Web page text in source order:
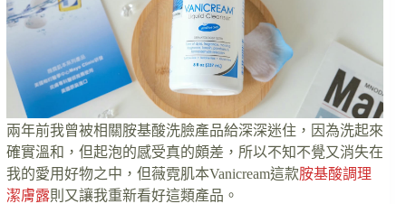
兩年前我曾被相關胺基酸洗臉產品給深深迷住，因為洗起來
確實溫和，但起泡的感受真的頗差，所以不知不覺又消失在
我的愛用好物之中，但薇霓肌本Vanicream這款胺基酸調理
潔膚露則又讓我重新看好這類產品。